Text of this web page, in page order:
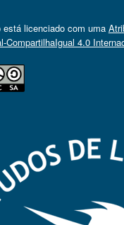
está licenciado com uma
CompartilhaIgual 4.0